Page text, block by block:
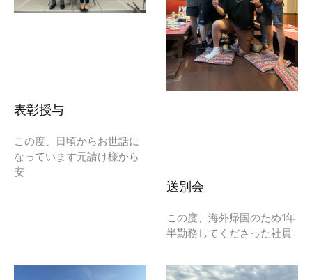
表彰授与
この度、日頃からお世話に
なっています元請け様から
安
送別会
この度、海外帰国のため1年
半勤務してくださった社員